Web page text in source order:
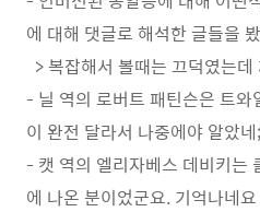
에 대해 댓글로 해석한 글들을
> 복잡해서 볼때는 끄덕였는데
- 닐 역의 로버트 패틴슨은 트와
이 완전 달라서 나중에야 알았
- 캣 역의 엘리자베스 데비키는
에 나온 분이었군요. 기억나네